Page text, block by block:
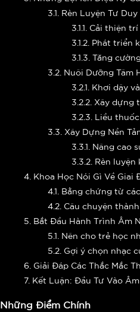
3.1. Rèn Luyện Tư
3.1.1. Cải thiện
3.1.2. Phát
3.1.3. Tăng
3.2. Nuôi Dưỡng Tâm
3.2.1. Khơi dậy
3.2.2. Xây
3.2.3. Liều
3.3. Xây Dựng Nền
3.3.1. Nâng
3.3.2. Rèn
4. Khoa Học Nói Gì Về Giai
4.1. Bằng chứng từ
4.2. Câu chuyện
5. Bắt Đầu Hành Trình Âm
5.1. Nên cho trẻ học
5.2. Gợi ý chọn nhạc
6. Giải Đáp Các Thắc Mắc
7. Kết Luận: Đầu Tư Vào
Những Điểm Chính